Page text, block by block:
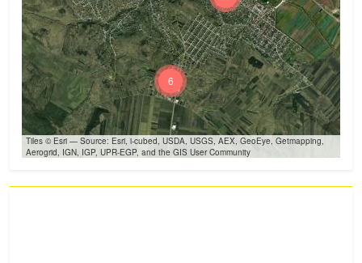
6
Tiles © Esri — Source: Esri, i-cubed, USDA, USGS, AEX, GeoEye, Getmapping,
Aerogrid, IGN, IGP, UPR-EGP, and the GIS User Community